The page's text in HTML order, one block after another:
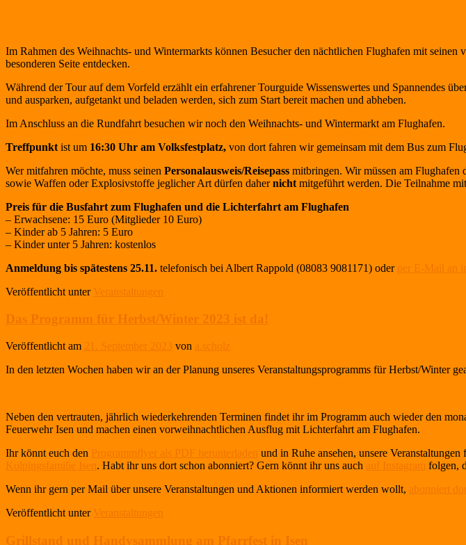
Im Rahmen des Weihnachts- und Wintermarkts können Besucher den nächtlichen Flughafen mit
besonderen Seite entdecken.
Während der Tour auf dem Vorfeld erzählt ein erfahrener Tourguide Wissenswertes und Spannendes
und ausparken, aufgetankt und beladen werden, sich zum Start bereit machen und abheben.
Im Anschluss an die Rundfahrt besuchen wir noch den Weihnachts- und Wintermarkt am Flughafen.
Treffpunkt ist um 16:30 Uhr am Volksfestplatz, von dort fahren wir gemeinsam mit dem Bus zum
Wer mitfahren möchte, muss seinen Personalausweis/Reisepass mitbringen. Wir müssen am Flughafen
sowie Waffen oder Explosivstoffe jeglicher Art dürfen dahernicht mitgeführt werden. Die Teilnahme
Preis für die Busfahrt zum Flughafen und die Lichterfahrt am Flughafen
– Erwachsene: 15 Euro (Mitglieder 10 Euro)
– Kinder ab 5 Jahren: 5 Euro
– Kinder unter 5 Jahren: kostenlos
Anmeldung bis spätestens 25.11. telefonisch bei Albert Rappold (08083 9081171) oder per E-Mail an
Veröffentlicht unter Veranstaltungen
Das Programm für Herbst/Winter 2023 ist da!
Veröffentlicht am 21. September 2023 von a.scholz
In den letzten Wochen haben wir an der Planung unseres Veranstaltungsprogramms für Herbst/Winter
Neben den vertrauten, jährlich wiederkehrenden Terminen findet ihr im Programm auch wieder den
Feuerwehr Isen und machen einen vorweihnachtlichen Ausflug mit Lichterfahrt am Flughafen.
Ihr könnt euch den Programmflyer als PDF herunterladen und in Ruhe ansehen, unsere
Kolpingsfamilie Isen . Habt ihr uns dort schon abonniert? Gern könnt ihr uns auch auf Instagram folgen,
Wenn ihr gern per Mail über unsere Veranstaltungen und Aktionen informiert werden wollt, abonniert
Veröffentlicht unter Veranstaltungen
Grillstand und Handysammlung am Pfarrfest in Isen